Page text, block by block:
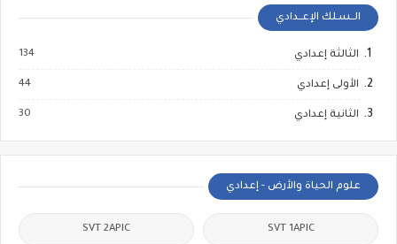
الــسـلك الإعــدادي
الثالثة إعدادي 134
الأولى إعدادي 44
الثانية إعدادي 30
علوم الحياة والأرض - إعدادي
SVT 1APIC
SVT 2APIC